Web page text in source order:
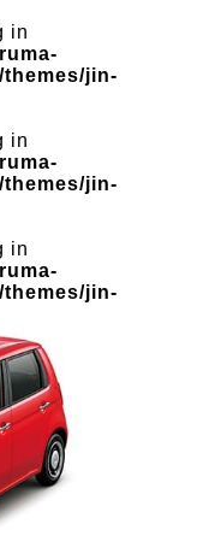
in
jin-
in
jin-
in
jin-